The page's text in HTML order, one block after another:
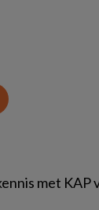
met KAP